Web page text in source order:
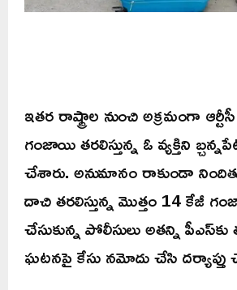
ఇతర రాష్ట్రాల నుంచి అక్రమంగా
గంజాయి తరలిస్తున్న ఓ వ్యక్తిని
చేశారు. అనుమానం రాకుండా
దాచి తరలిస్తున్న మొత్తం 14 కేజీ
చేసుకున్న పోలీసులు అతన్ని
ఘటనపై కేసు నమోదు చేసి దర్యాప్తు